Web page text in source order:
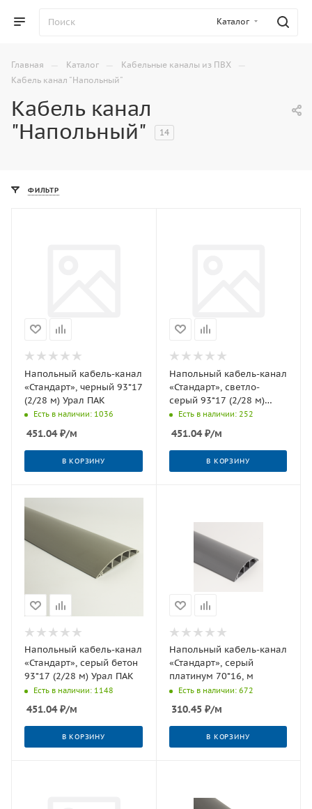
Каталог
Главная — Каталог — Кабельные каналы из ПВХ —
Кабель канал "Напольный"
Кабель канал
"Напольный"
14
ФИЛЬТР
Напольный кабель-канал
«Стандарт», черный 93*17
(2/28 м) Урал ПАК
Есть в наличии: 1036
451.04₽/м
В КОРЗИНУ
Напольный кабель-канал
«Стандарт», светло-
серый 93*17 (2/28 м)
Урал ПАК
Есть в наличии: 252
451.04₽/м
В КОРЗИНУ
Напольный кабель-канал
«Стандарт», серый бетон
93*17 (2/28 м) Урал ПАК
Есть в наличии: 1148
451.04₽/м
В КОРЗИНУ
Напольный кабель-канал
«Стандарт», серый
платинум 70*16, м
Есть в наличии: 672
310.45₽/м
В КОРЗИНУ